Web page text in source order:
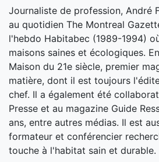
Journaliste de profession, André
au quotidien The Montreal
l'hebdo Habitabec (1989-1994)
maisons saines et écologiques.
Maison du 21e siècle, premier
matière, dont il est toujours
chef. Il a également été
Presse et au magazine Guide
ans, entre autres médias. Il est
formateur et conférencier
touche à l'habitat sain et durable.